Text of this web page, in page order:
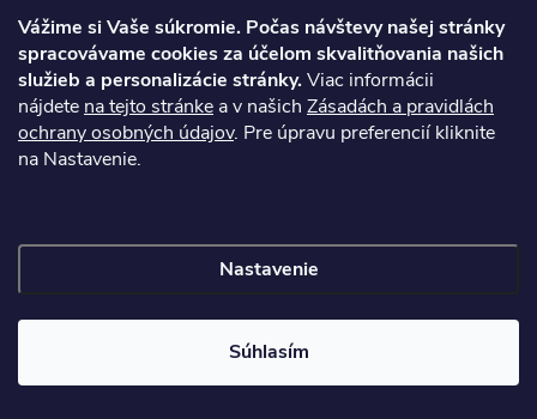
Vážime si Vaše súkromie. Počas návštevy našej stránky
spracovávame cookies za účelom skvalitňovania našich
služieb a personalizácie stránky.Viac informácii
nájdete na tejto stránke a v našich Zásadách a pravidlách
ochrany osobných údajov. Pre úpravu preferencií kliknite
na Nastavenie.
Nastavenie
Súhlasím
Aktuálne ceny tovaru
platné od : 7/8/2026
Copyright 2026NAJ.SK. Všetky práva vyhradené.